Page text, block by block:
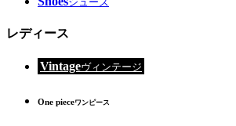
レディース
Vintageヴィンテージ
One pieceワンピース